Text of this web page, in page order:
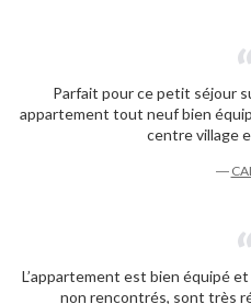
Parfait pour ce petit séjour
appartement tout neuf bien
centre village
―
L’appartement est bien équipé
non rencontrés, sont très